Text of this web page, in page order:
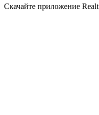
Скачайте приложение Realt